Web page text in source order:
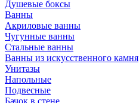
Душевые боксы
Ванны
Акриловые ванны
Чугунные ванны
Стальные ванны
Ванны из искусственного камня
Унитазы
Напольные
Подвесные
Бачок в стене